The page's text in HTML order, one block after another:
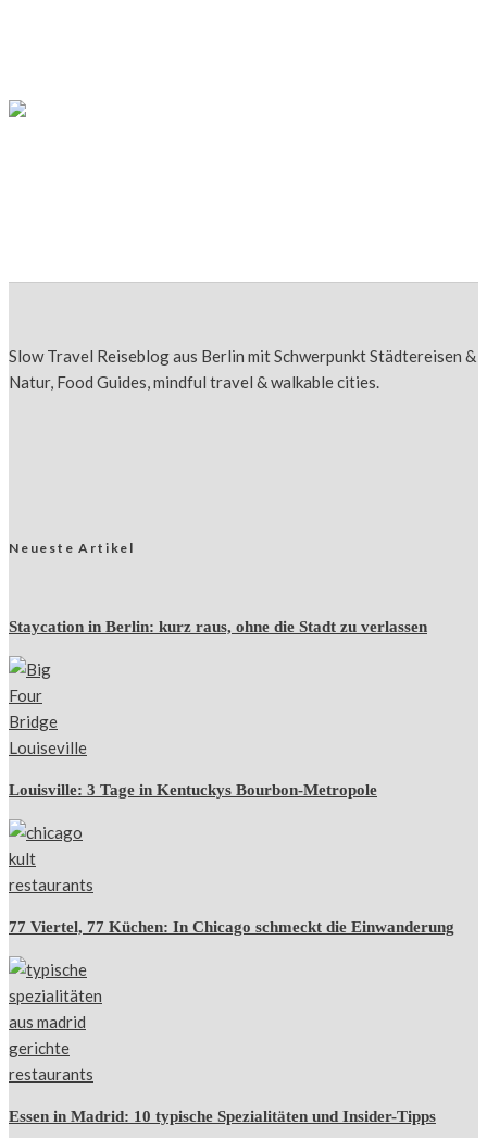
Slow Travel Reiseblog aus Berlin mit Schwerpunkt Städtereisen &
Natur, Food Guides, mindful travel & walkable cities.
Neueste Artikel
Staycation in Berlin: kurz raus, ohne die Stadt zu verlassen
Louisville: 3 Tage in Kentuckys Bourbon-Metropole
77 Viertel, 77 Küchen: In Chicago schmeckt die Einwanderung
Essen in Madrid: 10 typische Spezialitäten und Insider-Tipps